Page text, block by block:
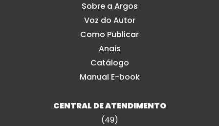
Sobre a Argos
Voz do Autor
Como Publicar
Anais
Catálogo
Manual E-book
CENTRAL DE ATENDIMENTO
(49)